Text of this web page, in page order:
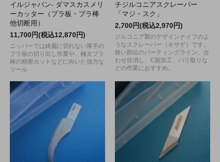
イルジャパン- ダマスカスメリ
ーカッター（プラ板・プラ棒
他切断用）
11,700円(税込12,870円)
ニッパーでは綺麗に切れない厚手の
プラ板の切り出し作業や、極太プラ
棒の精密カットなどに向いた強力な
ツール
チジルコニアスクレーパー
「マジ・スク」
2,700円(税込2,970円)
ジルコニア製のデザインナイフのよ
うなスクレーパー（キサゲ）です。
狭い部位のパーティングライン、合
わせ目消し、C面加工、バリ取りな
どの作業におすすめ。